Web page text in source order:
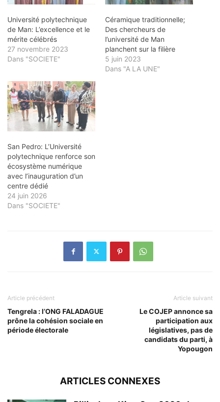
Université polytechnique
de Man: L’excellence et le
mérite célébrés
27 novembre 2023
Dans "SOCIETE"
Céramique traditionnelle;
Des chercheurs de
l’université de Man
planchent sur la filière
5 juin 2023
Dans "A LA UNE"
San Pedro: L’Université
polytechnique renforce son
écosystème numérique
avec l’inauguration d’un
centre dédié
24 juin 2026
Dans "SOCIETE"
Article précédent
Tengrela : l’ONG FALADAGUE
prône la cohésion sociale en
période électorale
Article suivant
Le COJEP annonce sa
participation aux
législatives, pas de
candidats du parti, à
Yopougon
ARTICLES CONNEXES